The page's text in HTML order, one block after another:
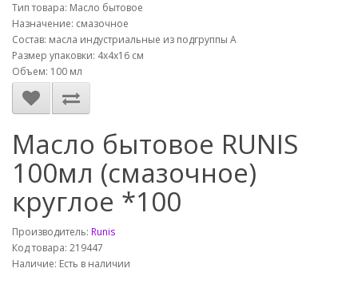
Тип товара: Масло бытовое
Назначение: смазочное
Состав: масла индустриальные из подгруппы А
Размер упаковки: 4х4х16 см
Объем: 100 мл
Масло бытовое RUNIS
100мл (смазочное)
круглое *100
Производитель: Runis
Код товара: 219447
Наличие: Есть в наличии